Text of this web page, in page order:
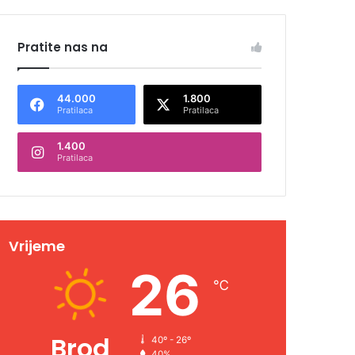
Pratite nas na
44.000
Pratilaca
1.800
Pratilaca
1.400
Pratilaca
Vrijeme
26 ℃
40º - 26º